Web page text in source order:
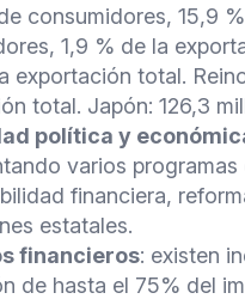
consumidores, 15,9
1,9 % de la
exportación total.
total. Japón: 126,3
política y
varios
financiera,
estatales.
financieros: existen
de hasta el 75% del